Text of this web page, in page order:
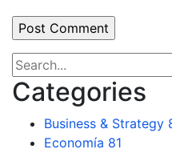
Categories
Business & Strategy
Economía 81